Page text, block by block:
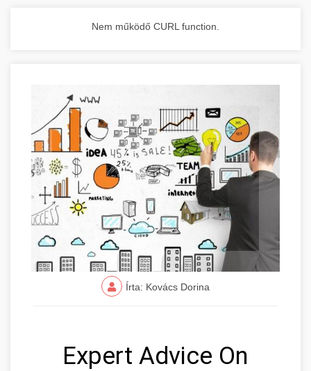
Nem működő CURL function.
Írta: Kovács Dorina
Expert Advice On